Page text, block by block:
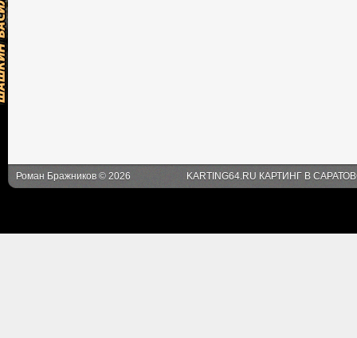
Роман Бражников © 2026 KARTING64.RU КАРТИНГ В